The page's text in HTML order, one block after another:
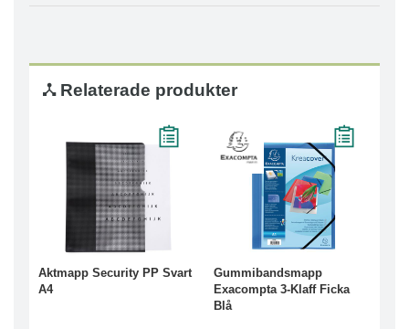
Relaterade produkter
Aktmapp Security PP Svart
A4
Gummibandsmapp
Exacompta 3-Klaff Ficka
Blå